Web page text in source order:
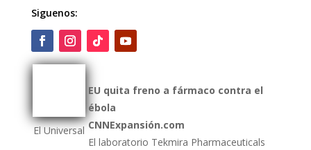
Siguenos:
El Universal
EU quita freno a fármaco contra el
ébola
CNNExpansión.com
El laboratorio Tekmira Pharmaceuticals